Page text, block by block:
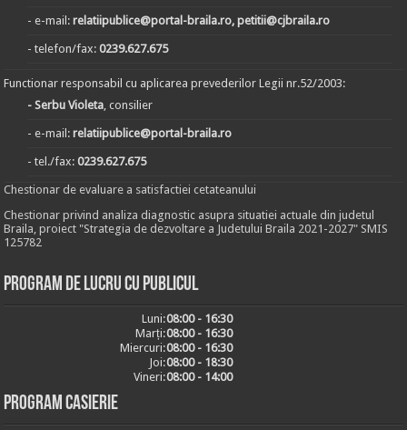
- e-mail:relatiipublice@portal-braila.ro, petitii@cjbraila.ro
- telefon/fax:0239.627.675
Functionar responsabil cu aplicarea prevederilor Legii nr.52/2003:
- Serbu Violeta, consilier
- e-mail:relatiipublice@portal-braila.ro
- tel./fax:0239.627.675
Chestionar de evaluare a satisfactiei cetateanului
Chestionar privind analiza diagnostic asupra situatiei actuale din judetul
Braila, proiect "Strategia de dezvoltare a Judetului Braila 2021-2027" SMIS
125782
Program de lucru cu publicul
Luni:08:00 - 16:30
Marți:08:00 - 16:30
Miercuri:08:00 - 16:30
Joi:08:00 - 18:30
Vineri:08:00 - 14:00
Program casierie